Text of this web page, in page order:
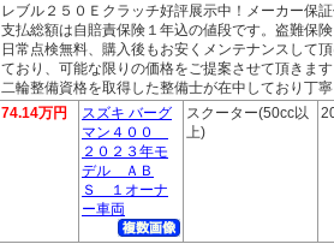
レブル２５０Ｅクラッチ好評展示中！メーカー保
支払総額は自賠責保険１年込の値段です。盗難保
日常点検無料、購入後もお安くメンテナンスして
ており、可能な限りの価格をご提案させて頂きま
二輪整備資格を取得した整備士が在中しており丁
74.14万円
スズキ バーグ
マン４００
２０２３年モ
デル ＡＢ
Ｓ １オーナ
ー車両
スクーター(50cc以
上)